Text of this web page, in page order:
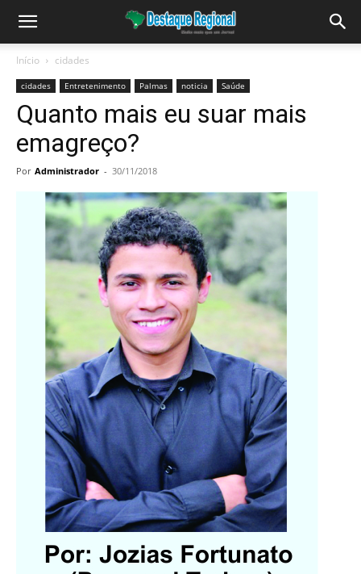
Início cidades
cidades Entretenimento Palmas noticia Saúde
Quanto mais eu suar mais
emagreço?
Por Administrador - 30/11/2018